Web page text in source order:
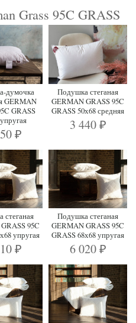
Grass 95C GRASS
думочка
GERMAN
GRASS
₽
Подушка стеганая
GERMAN GRASS 95C
GRASS 50х68 средняя
3 440 ₽
стеганая
95C
упругая
₽
Подушка стеганая
GERMAN GRASS 95C
GRASS 68х68 упругая
6 020 ₽